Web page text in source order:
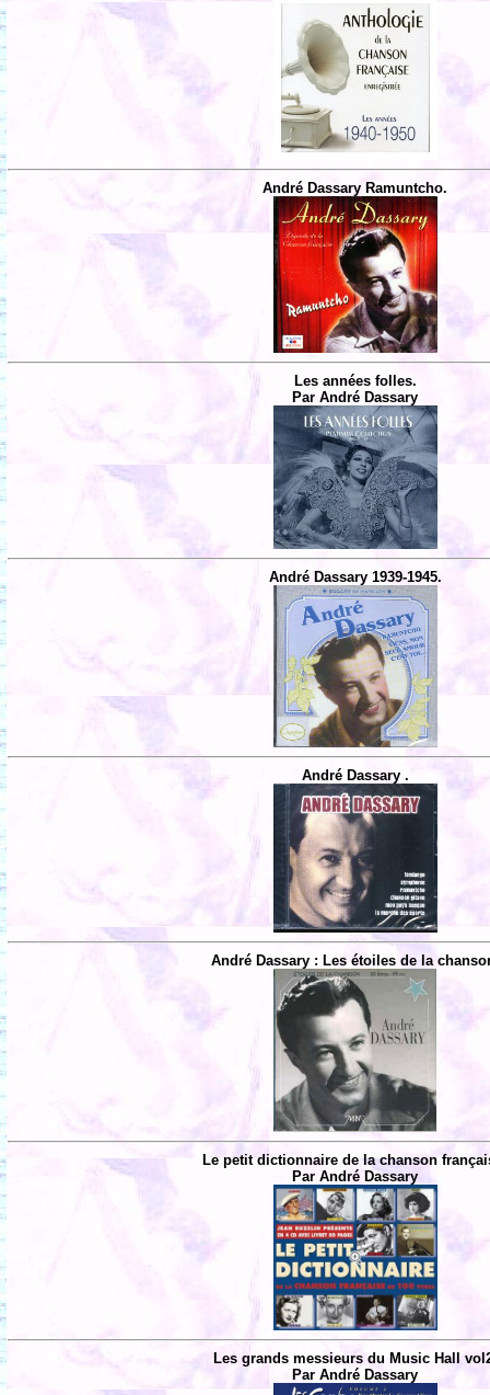
André Dassary Ramuntcho.
Les années folles.
Par André Dassary
André Dassary 1939-1945.
André Dassary .
André Dassary : Les étoiles de la
Le petit dictionnaire de la chanson
Par André Dassary
Les grands messieurs du Music Hall
Par André Dassary